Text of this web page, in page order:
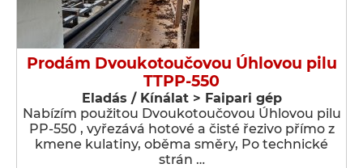
Prodám Dvoukotoučovou Úhlovou pilu
TTPP-550
Eladás / Kínálat > Faipari gép
Nabízím použitou Dvoukotoučovou Úhlovou pilu
PP-550 , vyřezává hotové a čisté řezivo přímo z
kmene kulatiny, oběma směry, Po technické
strán …